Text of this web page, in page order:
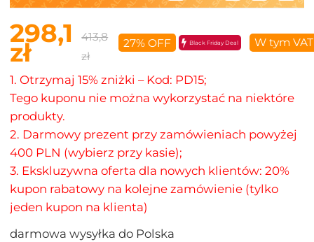
298,1
zł
413,8
zł
27% OFF Black Friday Deal W tym VAT
1. Otrzymaj 15% zniżki – Kod: PD15;
Tego kuponu nie można wykorzystać na niektóre
produkty.
2. Darmowy prezent przy zamówieniach powyżej
400 PLN (wybierz przy kasie);
3. Ekskluzywna oferta dla nowych klientów: 20%
kupon rabatowy na kolejne zamówienie (tylko
jeden kupon na klienta)
darmowa wysyłka do Polska